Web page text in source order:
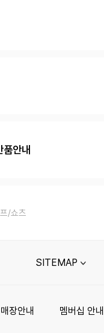
안내
/쇼츠
SITEMAP
매장안내 멤버십 안내